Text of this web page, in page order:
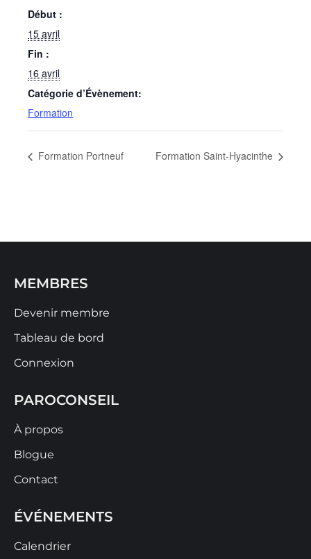
Début :
15 avril
Fin :
16 avril
Catégorie d’Évènement:
Formation
Formation Portneuf Formation Saint-Hyacinthe
MEMBRES
Devenir membre
Tableau de bord
Connexion
PAROCONSEIL
À propos
Blogue
Contact
ÉVÉNEMENTS
Calendrier